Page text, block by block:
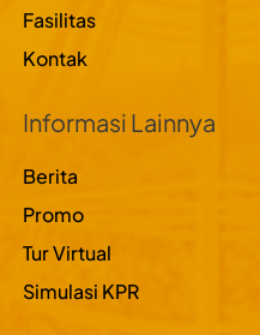
Fasilitas
Kontak
Informasi Lainnya
Berita
Promo
Tur Virtual
Simulasi KPR